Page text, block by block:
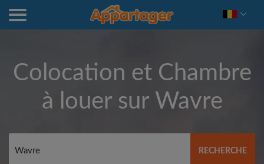
Colocation et Chambre
à louer sur Wavre
RECHERCHE